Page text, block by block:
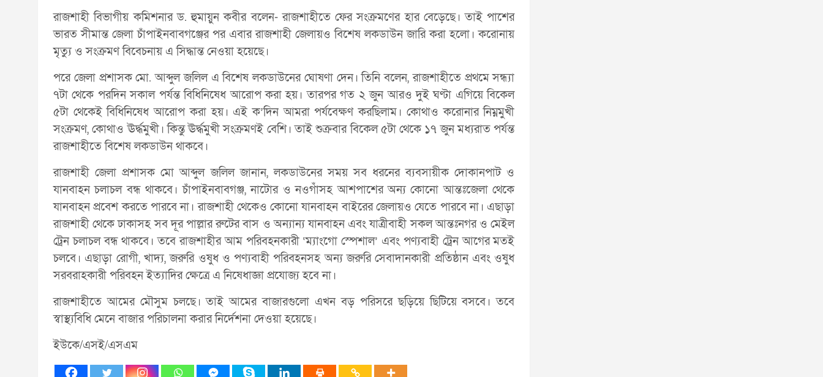
রাজশাহী বিভাগীয় কমিশনার ড. হুমায়ুন কবীর বলেন- রাজশাহীতে ফের সংক্রমণের হার বেড়েছে। তাই পাশের
ভারত সীমান্ত জেলা চাঁপাইনবাবগঞ্জের পর এবার রাজশাহী জেলায়ও বিশেষ লকডাউন জারি করা হলো। করোনায়
মৃত্যু ও সংক্রমণ বিবেচনায় এ সিদ্ধান্ত নেওয়া হয়েছে।
পরে জেলা প্রশাসক মো. আব্দুল জলিল এ বিশেষ লকডাউনের ঘোষণা দেন। তিনি বলেন, রাজশাহীতে প্রথমে সন্ধ্যা
৭টা থেকে পরদিন সকাল পর্যন্ত বিধিনিষেধ আরোপ করা হয়। তারপর গত ২ জুন আরও দুই ঘণ্টা এগিয়ে বিকেল
৫টা থেকেই বিধিনিষেধ আরোপ করা হয়। এই ক’দিন আমরা পর্যবেক্ষণ করছিলাম। কোথাও করোনার নিম্নমুখী
সংক্রমণ, কোথাও ঊর্দ্ধমুখী। কিন্তু ঊর্দ্ধমুখী সংক্রমণই বেশি। তাই শুক্রবার বিকেল ৫টা থেকে ১৭ জুন মধ্যরাত পর্যন্ত
রাজশাহীতে বিশেষ লকডাউন থাকবে।
রাজশাহী জেলা প্রশাসক মো আব্দুল জলিল জানান, লকডাউনের সময় সব ধরনের ব্যবসায়ীক দোকানপাট ও
যানবাহন চলাচল বন্ধ থাকবে। চাঁপাইনবাবগঞ্জ, নাটোর ও নওগাঁসহ আশপাশের অন্য কোনো আন্তঃজেলা থেকে
যানবাহন প্রবেশ করতে পারবে না। রাজশাহী থেকেও কোনো যানবাহন বাইরের জেলায়ও যেতে পারবে না। এছাড়া
রাজশাহী থেকে ঢাকাসহ সব দূর পাল্লার রুটের বাস ও অন্যান্য যানবাহন এবং যাত্রীবাহী সকল আন্তঃনগর ও মেইল
ট্রেন চলাচল বন্ধ থাকবে। তবে রাজশাহীর আম পরিবহনকারী ‘ম্যাংগো স্পেশাল’ এবং পণ্যবাহী ট্রেন আগের মতই
চলবে। এছাড়া রোগী, খাদ্য, জরুরি ওষুধ ও পণ্যবাহী পরিবহনসহ অন্য জরুরি সেবাদানকারী প্রতিষ্ঠান এবং ওষুধ
সরবরাহকারী পরিবহন ইত্যাদির ক্ষেত্রে এ নিষেধাজ্ঞা প্রযোজ্য হবে না।
রাজশাহীতে আমের মৌসুম চলছে। তাই আমের বাজারগুলো এখন বড় পরিসরে ছড়িয়ে ছিটিয়ে বসবে। তবে
স্বাস্থ্যবিধি মেনে বাজার পরিচালনা করার নির্দেশনা দেওয়া হয়েছে।
ইউকে/এসই/এসএম